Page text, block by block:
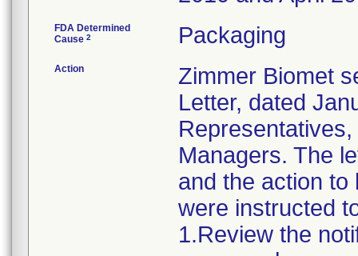
FDA Determined
Cause 2 Packaging
Action
Zimmer Biomet
Letter, dated
Managers. The
and the action
were instructed
1.Review the